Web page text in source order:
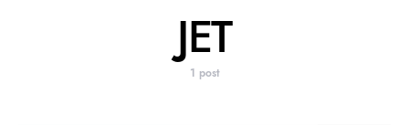
JET
1 post